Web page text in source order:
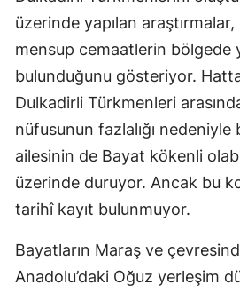
üzerinde yapılan
mensup cemaatlerin bölgede
bulunduğunu gösteriyor.
Dulkadirli Türkmenleri
nüfusunun fazlalığı
ailesinin de Bayat kökenli
üzerinde duruyor. Ancak bu
tarihî kayıt bulunmuyor.
Bayatların Maraş ve
Anadolu’daki Oğuz yerleşim